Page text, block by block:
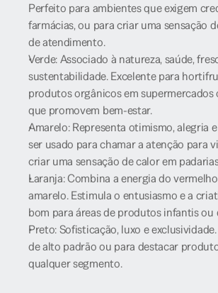
Perfeito para ambientes que exigem
farmácias, ou para criar uma sensação
de atendimento.
Verde: Associado à natureza, saúde,
sustentabilidade. Excelente para
produtos orgânicos em supermercados
que promovem bem-estar.
Amarelo: Representa otimismo, alegria
ser usado para chamar a atenção para
criar uma sensação de calor em
Laranja: Combina a energia do
amarelo. Estimula o entusiasmo e a
bom para áreas de produtos infantis ou
Preto: Sofisticação, luxo e
de alto padrão ou para destacar
qualquer segmento.